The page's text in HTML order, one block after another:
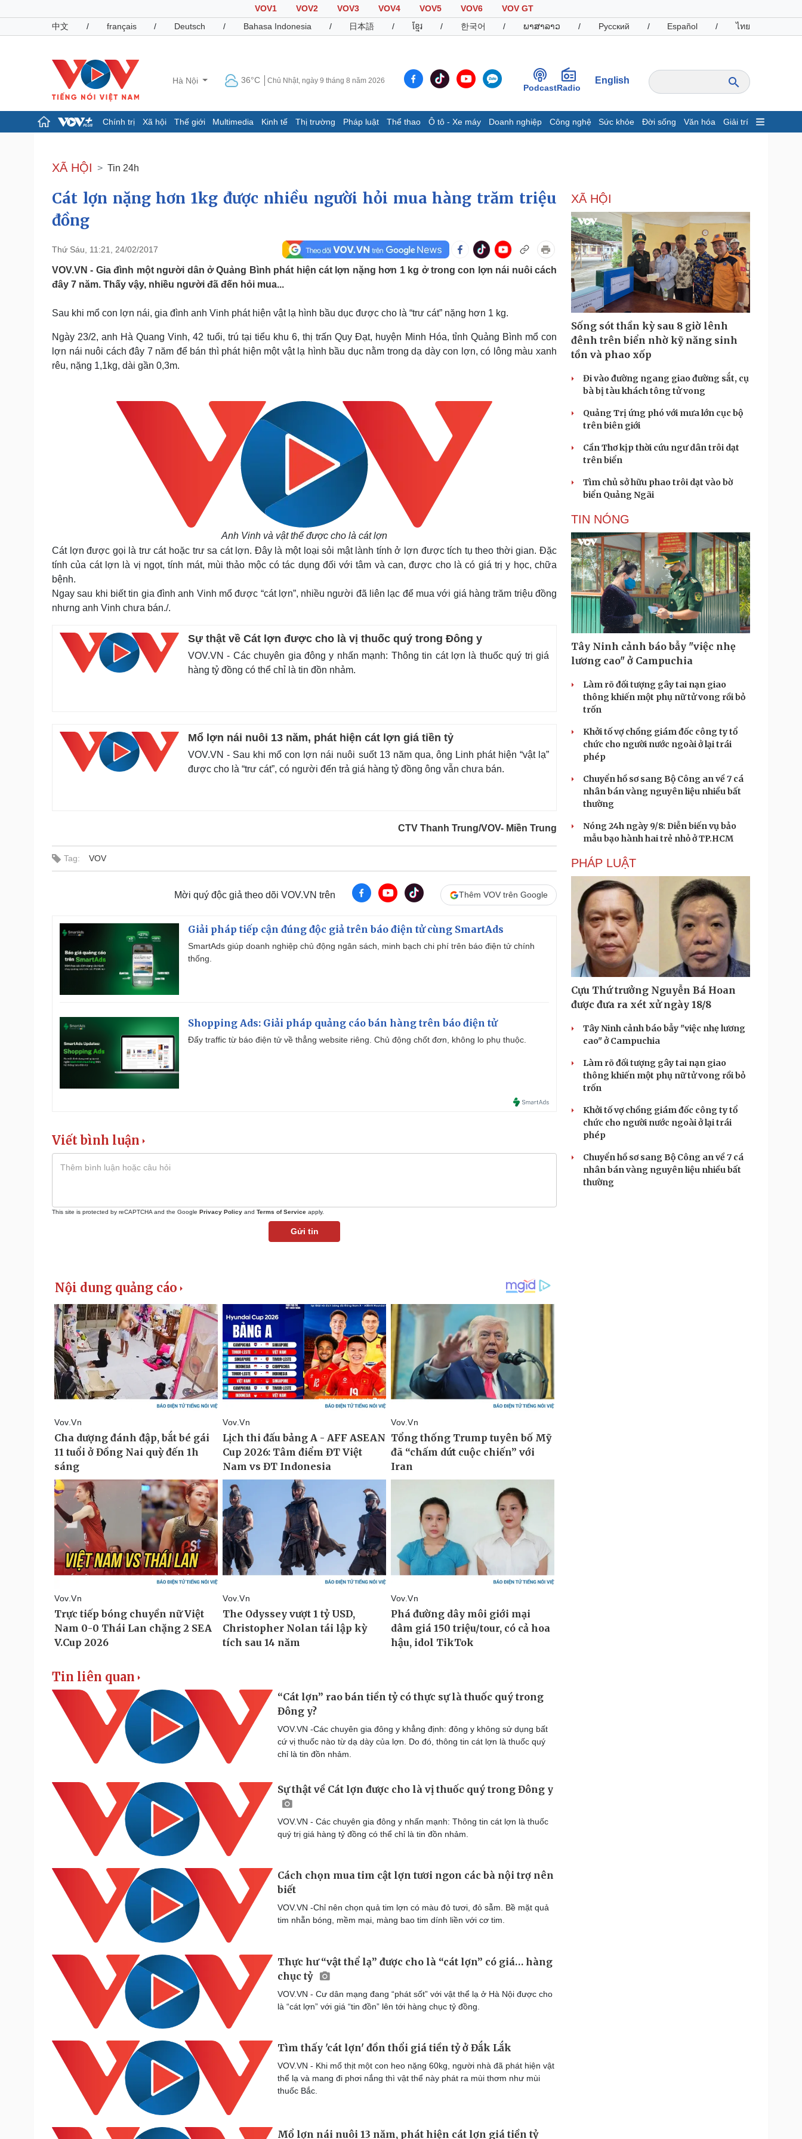
VOV1 VOV2 VOV3 VOV4 VOV5 VOV6
VOV GT
中文
/ français / Deutsch / Bahasa Indonesia / 日本語 / ខ្មែរ / 한국어 / ພາສາລາວ / Русский / Español / ไทย
Hà Nội 36°C Chủ Nhật, ngày 9 tháng 8 năm 2026
PodcastRadio
English
Chính trị Xã hội Thế giới Multimedia Kinh tế Thị trường Pháp luật Thể thao Ô tô - Xe máy Doanh nghiệp Công nghệ Sức khỏe Đời sống Văn hóa Giải trí
Đảng
Tổ chức nhân sự
Nhận diện sự thật
Dấu ấn VOV
Hồ sơ
Infographic
Giá cà phê
Pháp luật
Tin nóng
Tư vấn luật
Việt Nam
Phân tích
Thể thao
Bóng đá
Lịch thi đấu bóng đá
Hậu trường
Ô tô - Xe máy
Ô tô
Xe máy
Doanh nghiệp
Thông tin doanh nghiệp
Doanh nghiệp 24h
Doanh nhân
Vì cộng đồng
Công nghệ
Sành điệu
Tin Công nghệ
Trải nghiệm
Chuyển đổi số
Sức khỏe
Dinh dưỡng - món ngon
Cây thuốc
Sản phụ khoa
Làm đẹp - giảm cân
Phòng mạch online
Đời sống
Nhà đẹp
Văn hóa
Sân khấu - Điện ảnh
Giải trí
Nghệ sĩ
Du lịch
Tư vấn
Podcast
Câu chuyện thời sự
Đọc truyện đêm khuya
Cửa sổ tình yêu
Kể chuyện cho bé
Hạt giống tâm hồn
XÃ HỘI Tin 24h
Cát lợn nặng hơn 1kg được nhiều người hỏi mua hàng trăm triệu
đồng
Thứ Sáu, 11:21, 24/02/2017
VOV.VN - Gia đình một người dân ở Quảng Bình phát hiện cát lợn nặng hơn 1 kg ở trong con lợn nái nuôi cách
đây 7 năm. Thấy vậy, nhiều người đã đến hỏi mua...
Sau khi mổ con lợn nái, gia đình anh Vinh phát hiện vật lạ hình bầu dục được cho là “trư cát” nặng hơn 1 kg.
Ngày 23/2, anh Hà Quang Vinh, 42 tuổi, trú tại tiểu khu 6, thị trấn Quy Đạt, huyện Minh Hóa, tỉnh Quảng Bình mổ con
lợn nái nuôi cách đây 7 năm để bán thì phát hiện một vật lạ hình bầu dục nằm trong dạ dày con lợn, có lông màu xanh
rêu, nặng 1,1kg, dài gần 0,3m.
Anh Vinh và vật thể được cho là cát lợn
Cát lợn được gọi là trư cát hoặc trư sa cát lợn. Đây là một loại sỏi mật lành tính ở lợn được tích tụ theo thời gian. Đặc
tính của cát lợn là vị ngọt, tính mát, mùi thảo mộc có tác dụng đối với tâm và can, được cho là có giá trị y học, chữa
bệnh.
Ngay sau khi biết tin gia đình anh Vinh mổ được “cát lợn”, nhiều người đã liên lạc để mua với giá hàng trăm triệu đồng
nhưng anh Vinh chưa bán./.
Sự thật về Cát lợn được cho là vị thuốc quý trong Đông y
VOV.VN - Các chuyên gia đông y nhấn mạnh: Thông tin cát lợn là thuốc quý trị giá
hàng tỷ đồng có thể chỉ là tin đồn nhảm.
Mổ lợn nái nuôi 13 năm, phát hiện cát lợn giá tiền tỷ
VOV.VN - Sau khi mổ con lợn nái nuôi suốt 13 năm qua, ông Linh phát hiện “vật lạ”
được cho là “trư cát”, có người đến trả giá hàng tỷ đồng ông vẫn chưa bán.
CTV Thanh Trung/VOV- Miền Trung
Tag: VOV
Mời quý độc giả theo dõi VOV.VN trên Thêm VOV trên Google
Giải pháp tiếp cận đúng độc giả trên báo điện tử cùng SmartAds
SmartAds giúp doanh nghiệp chủ động ngân sách, minh bạch chi phí trên báo điện tử chính
thống.
Shopping Ads: Giải pháp quảng cáo bán hàng trên báo điện tử
Đẩy traffic từ báo điện tử về thẳng website riêng. Chủ động chốt đơn, không lo phụ thuộc.
Viết bình luận
This site is protected by reCAPTCHA and the Google Privacy Policy and Terms of Service apply.
Gửi tin
Tin liên quan
“Cát lợn” rao bán tiền tỷ có thực sự là thuốc quý trong
Đông y?
VOV.VN -Các chuyên gia đông y khẳng định: đông y không sử dụng bất
cứ vị thuốc nào từ dạ dày của lợn. Do đó, thông tin cát lợn là thuốc quý
chỉ là tin đồn nhảm.
Sự thật về Cát lợn được cho là vị thuốc quý trong Đông y
VOV.VN - Các chuyên gia đông y nhấn mạnh: Thông tin cát lợn là thuốc
quý trị giá hàng tỷ đồng có thể chỉ là tin đồn nhảm.
Cách chọn mua tim cật lợn tươi ngon các bà nội trợ nên
biết
VOV.VN -Chỉ nên chọn quả tim lợn có màu đỏ tươi, đỏ sẫm. Bề mặt quả
tim nhẵn bóng, mềm mại, màng bao tim dính liền với cơ tim.
Thực hư “vật thể lạ” được cho là “cát lợn” có giá… hàng
chục tỷ
VOV.VN - Cư dân mạng đang “phát sốt” với vật thể lạ ở Hà Nội được cho
là “cát lợn” với giá “tin đồn” lên tới hàng chục tỷ đồng.
Tìm thấy 'cát lợn' đồn thổi giá tiền tỷ ở Đắk Lắk
VOV.VN - Khi mổ thịt một con heo nặng 60kg, người nhà đã phát hiện vật
thể lạ và mang đi phơi nắng thì vật thể này phát ra mùi thơm như mùi
thuốc Bắc.
Mổ lợn nái nuôi 13 năm, phát hiện cát lợn giá tiền tỷ
XÃ HỘI
Sống sót thần kỳ sau 8 giờ lênh
đênh trên biển nhờ kỹ năng sinh
tồn và phao xốp
Đi vào đường ngang giao đường sắt, cụ
bà bị tàu khách tông tử vong
Quảng Trị ứng phó với mưa lớn cục bộ
trên biên giới
Cần Thơ kịp thời cứu ngư dân trôi dạt
trên biển
Tìm chủ sở hữu phao trôi dạt vào bờ
biển Quảng Ngãi
TIN NÓNG
Tây Ninh cảnh báo bẫy "việc nhẹ
lương cao" ở Campuchia
Làm rõ đối tượng gây tai nạn giao
thông khiến một phụ nữ tử vong rồi bỏ
trốn
Khởi tố vợ chồng giám đốc công ty tổ
chức cho người nước ngoài ở lại trái
phép
Chuyển hồ sơ sang Bộ Công an về 7 cá
nhân bán vàng nguyên liệu nhiều bất
thường
Nóng 24h ngày 9/8: Diễn biến vụ bảo
mẫu bạo hành hai trẻ nhỏ ở TP.HCM
PHÁP LUẬT
Cựu Thứ trưởng Nguyễn Bá Hoan
được đưa ra xét xử ngày 18/8
Tây Ninh cảnh báo bẫy "việc nhẹ lương
cao" ở Campuchia
Làm rõ đối tượng gây tai nạn giao
thông khiến một phụ nữ tử vong rồi bỏ
trốn
Khởi tố vợ chồng giám đốc công ty tổ
chức cho người nước ngoài ở lại trái
phép
Chuyển hồ sơ sang Bộ Công an về 7 cá
nhân bán vàng nguyên liệu nhiều bất
thường